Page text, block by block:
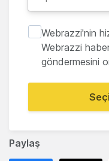
Paylaş
Webrazzi'nin
Webrazzi
göndermesini